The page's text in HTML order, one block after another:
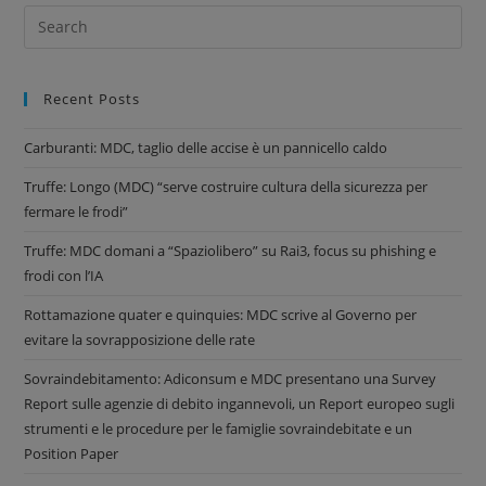
Recent Posts
Carburanti: MDC, taglio delle accise è un pannicello caldo
Truffe: Longo (MDC) “serve costruire cultura della sicurezza per
fermare le frodi”
Truffe: MDC domani a “Spaziolibero” su Rai3, focus su phishing e
frodi con l’IA
Rottamazione quater e quinquies: MDC scrive al Governo per
evitare la sovrapposizione delle rate
Sovraindebitamento: Adiconsum e MDC presentano una Survey
Report sulle agenzie di debito ingannevoli, un Report europeo sugli
strumenti e le procedure per le famiglie sovraindebitate e un
Position Paper